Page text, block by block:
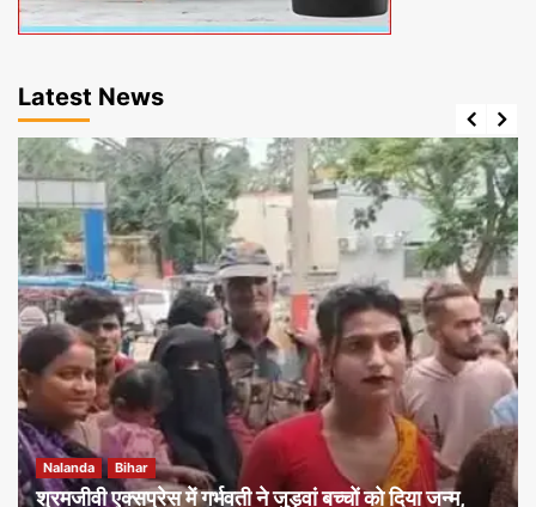
Latest News
Nalanda Bihar
श्रमजीवी एक्सप्रेस में गर्भवती ने जुड़वां बच्चों को दिया जन्म,